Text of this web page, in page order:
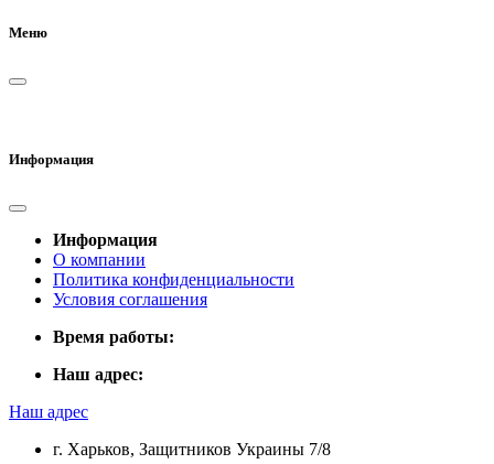
Меню
Информация
Информация
О компании
Политика конфиденциальности
Условия соглашения
Время работы:
Наш адрес:
Наш адрес
г. Харьков, Защитников Украины 7/8